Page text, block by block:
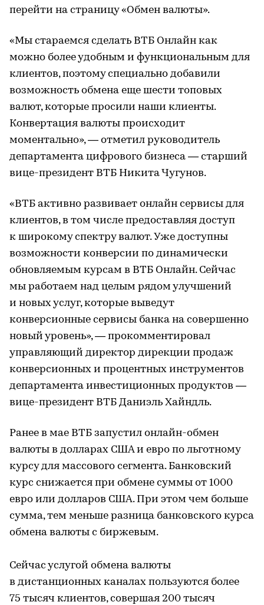
перейти на страницу «Обмен валюты».
«Мы стараемся сделать ВТБ Онлайн как
можно более удобным и функциональным для
клиентов, поэтому специально добавили
возможность обмена еще шести топовых
валют, которые просили наши клиенты.
Конвертация валюты происходит
моментально», — отметил руководитель
департамента цифрового бизнеса — старший
вице-президент ВТБ Никита Чугунов.
«ВТБ активно развивает онлайн сервисы для
клиентов, в том числе предоставляя доступ
к широкому спектру валют. Уже доступны
возможности конверсии по динамически
обновляемым курсам в ВТБ Онлайн. Сейчас
мы работаем над целым рядом улучшений
и новых услуг, которые выведут
конверсионные сервисы банка на совершенно
новый уровень», — прокомментировал
управляющий директор дирекции продаж
конверсионных и процентных инструментов
департамента инвестиционных продуктов —
вице-президент ВТБ Даниэль Хайндль.
Ранее в мае ВТБ запустил онлайн-обмен
валюты в долларах США и евро по льготному
курсу для массового сегмента. Банковский
курс снижается при обмене суммы от 1000
евро или долларов США. При этом чем больше
сумма, тем меньше разница банковского курса
обмена валюты с биржевым.
Сейчас услугой обмена валюты
в дистанционных каналах пользуются более
75 тысяч клиентов, совершая 200 тысяч